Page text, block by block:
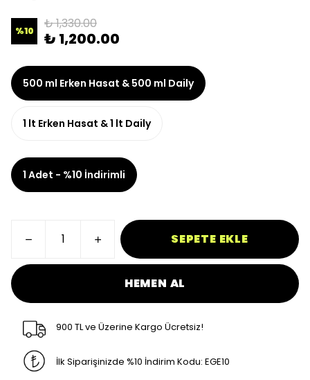
%10 ₺ 1,330.00
₺ 1,200.00
500 ml Erken Hasat & 500 ml Daily
1 lt Erken Hasat & 1 lt Daily
1 Adet - %10 İndirimli
SEPETE EKLE
HEMEN AL
900 TL ve Üzerine Kargo Ücretsiz!
İlk Siparişinizde %10 İndirim Kodu: EGE10